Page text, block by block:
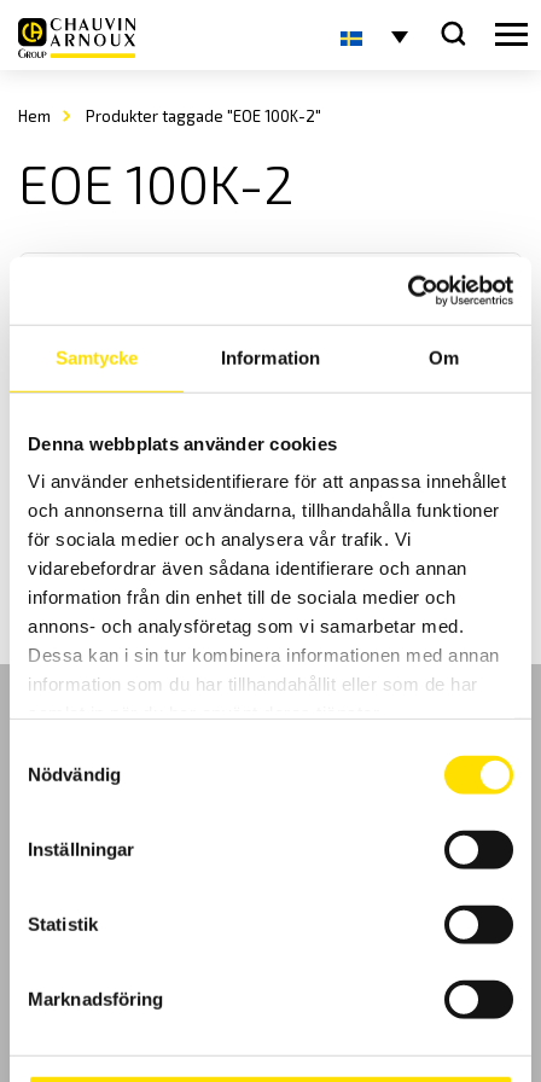
Samtycke Information Om
Denna webbplats använder cookies
Vi använder enhetsidentifierare för att anpassa innehållet
och annonserna till användarna, tillhandahålla funktioner
för sociala medier och analysera vår trafik. Vi
vidarebefordrar även sådana identifierare och annan
information från din enhet till de sociala medier och
annons- och analysföretag som vi samarbetar med.
Dessa kan i sin tur kombinera informationen med annan
information som du har tillhandahållit eller som de har
Nödvändig
Inställningar
Statistik
Marknadsföring
Hem Produkter taggade "EOE 100K-2"
EOE 100K-2
KERN EOE Plattformsvåg
KERN EOE är en praktisk och smidig plattformsvåg med med
maxkapacitet upp till 300 kg
2,200.00 kr –3,890.00krPrisintervall:
2,200.00 kr
till
3,890.00 kr
LÄS MER